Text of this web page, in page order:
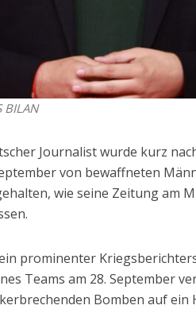
BILAN
Journalist wurde kurz
von bewaffneten
wie seine Zeitung am
prominenter
Teams am 28. September
Bomben auf